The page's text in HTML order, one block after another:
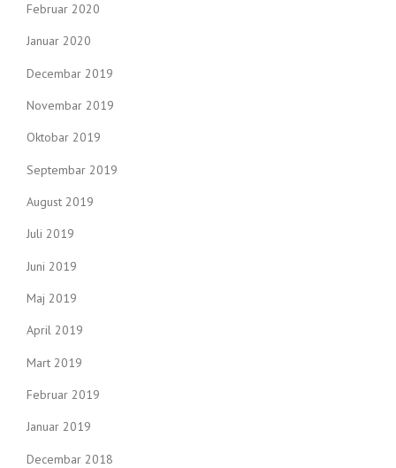
Februar 2020
Januar 2020
Decembar 2019
Novembar 2019
Oktobar 2019
Septembar 2019
August 2019
Juli 2019
Juni 2019
Maj 2019
April 2019
Mart 2019
Februar 2019
Januar 2019
Decembar 2018